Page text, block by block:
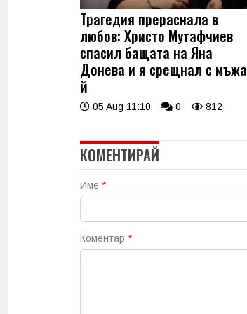
Трагедия прераснала в
любов: Христо Мутафчиев
спасил бащата на Яна
Донева и я срещнал с мъжа
й
05 Aug 11:10 0 812
КОМЕНТИРАЙ
Име *
Коментар *